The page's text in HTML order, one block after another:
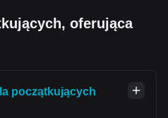
oferująca
początkujących